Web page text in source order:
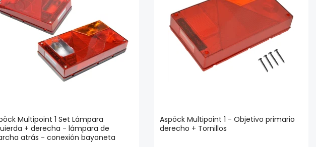
Multipoint 1 Set Lámpara
+ derecha - lámpara de
atrás - conexión bayoneta
Aspöck Multipoint 1 - Objetivo primario
derecho + Tornillos